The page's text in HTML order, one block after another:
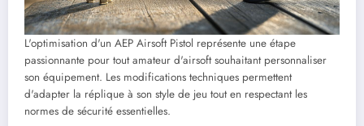
L'optimisation d'un AEP Airsoft Pistol représente une étape
passionnante pour tout amateur d'airsoft souhaitant personnaliser
son équipement. Les modifications techniques permettent
d'adapter la réplique à son style de jeu tout en respectant les
normes de sécurité essentielles.